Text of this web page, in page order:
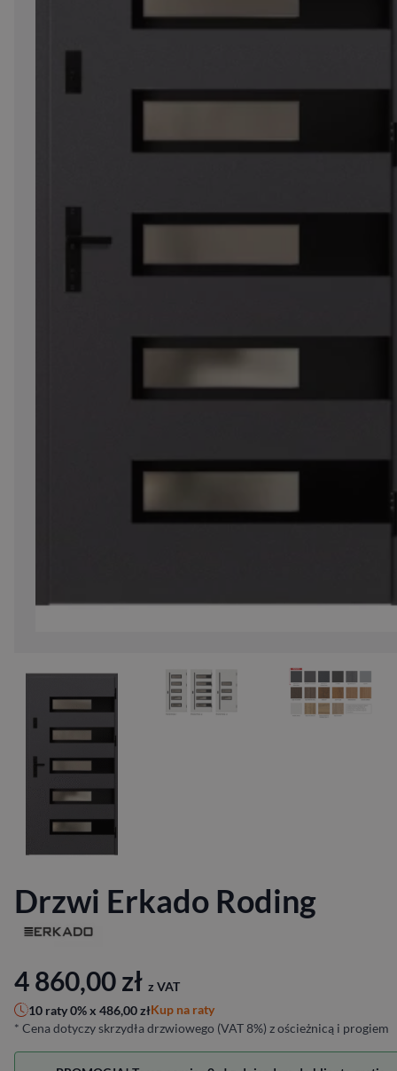
Drzwi Erkado Roding
4 860,00zł z VAT
10 raty 0% x 486,00złKup na raty
* Cena dotyczy skrzydła drzwiowego (VAT 8%) z ościeżnicą i progiem